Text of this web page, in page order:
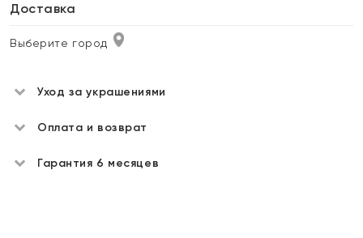
Доставка
Выберите город
Уход за украшениями
Оплата и возврат
Гарантия 6 месяцев